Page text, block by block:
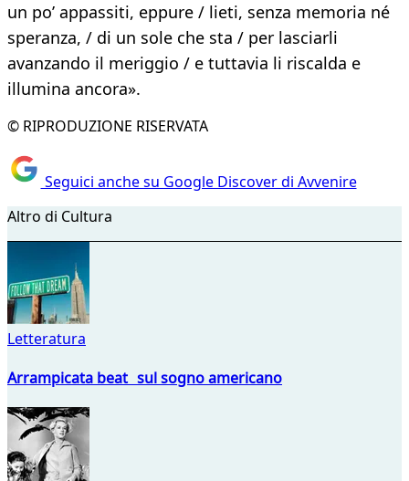
un po’ appassiti, eppure / lieti, senza memoria né
speranza, / di un sole che sta / per lasciarli
avanzando il meriggio / e tuttavia li riscalda e
illumina ancora».
© RIPRODUZIONE RISERVATA
Seguici anche su Google Discover di Avvenire
Altro di Cultura
Letteratura
Arrampicata beat sul sogno americano